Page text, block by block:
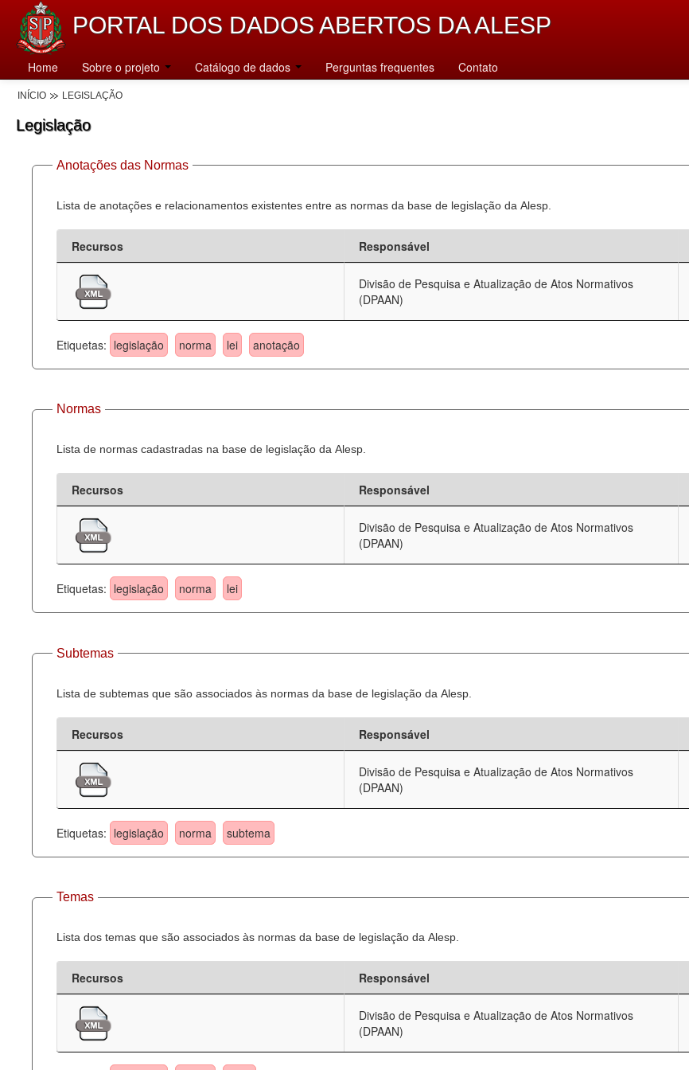
PORTAL DOS DADOS ABERTOS DA ALESP
Home Sobre o projeto Catálogo de dados Perguntas frequentes Contato
INÍCIO LEGISLAÇÃO
Legislação
Anotações das Normas
Lista de anotações e relacionamentos existentes entre as normas da base de legislação da Alesp.
Recursos Responsável
Divisão de Pesquisa e Atualização de Atos Normativos
(DPAAN)
Etiquetas: legislação norma lei anotação
Normas
Lista de normas cadastradas na base de legislação da Alesp.
Recursos Responsável
Divisão de Pesquisa e Atualização de Atos Normativos
(DPAAN)
Etiquetas: legislação norma lei
Subtemas
Lista de subtemas que são associados às normas da base de legislação da Alesp.
Recursos Responsável
Divisão de Pesquisa e Atualização de Atos Normativos
(DPAAN)
Etiquetas: legislação norma subtema
Temas
Lista dos temas que são associados às normas da base de legislação da Alesp.
Recursos Responsável
Divisão de Pesquisa e Atualização de Atos Normativos
(DPAAN)